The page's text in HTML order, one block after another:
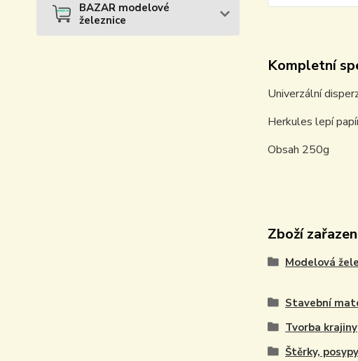
BAZAR modelové
železnice
Kompletní
Univerzální
Herkules lepí
Obsah 250g
Zboží
Modelová
Stavební
Tvorba krajiny
Štěrky,